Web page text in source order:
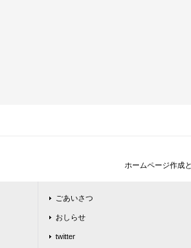
ホームページ作成
ごあいさつ
おしらせ
twitter